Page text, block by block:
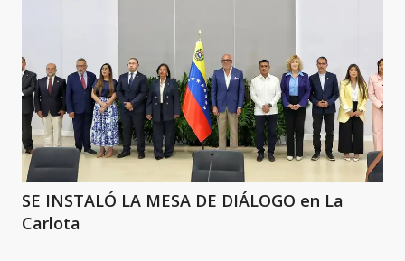
SE INSTALÓ LA MESA DE DIÁLOGO en La
Carlota